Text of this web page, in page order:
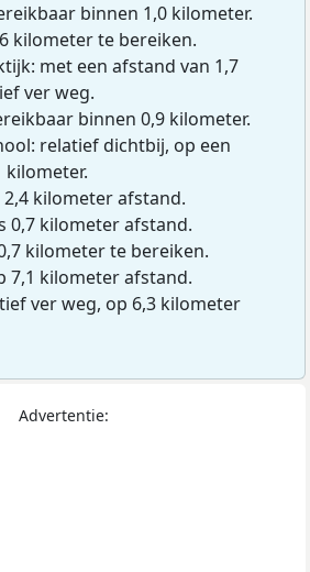
binnen 1,0 kilometer.
kilometer te bereiken.
met een afstand van 1,7
ver weg.
binnen 0,9 kilometer.
relatief dichtbij, op een
kilometer.
kilometer afstand.
0,7 kilometer afstand.
kilometer te bereiken.
7,1 kilometer afstand.
ver weg, op 6,3 kilometer
Advertentie: